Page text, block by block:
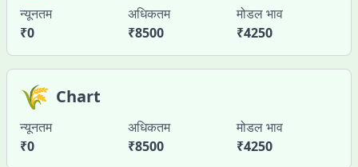
न्यूनतम
₹0
अधिकतम
₹8500
मोडल भाव
₹4250
🌾 Chart
न्यूनतम
₹0
अधिकतम
₹8500
मोडल भाव
₹4250